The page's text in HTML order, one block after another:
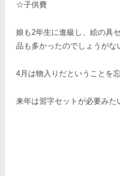
☆子供費
娘も2年生に進級し、絵の具
品も多かったのでしょうがな
4月は物入りだということを
来年は習字セットが必要みた